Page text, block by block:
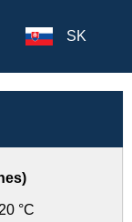
SK
wellness a
°C